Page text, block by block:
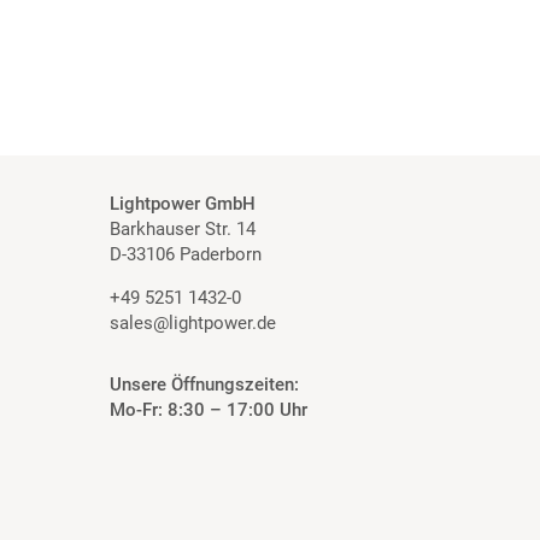
Lightpower GmbH
Barkhauser Str. 14
D-33106 Paderborn
+49 5251 1432-0
sales@lightpower.de
Unsere Öffnungszeiten:
Mo-Fr: 8:30 – 17:00 Uhr